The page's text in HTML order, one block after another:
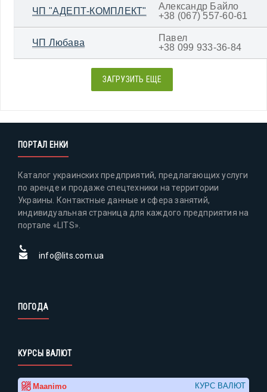
ЧП "АДЕПТ-КОМПЛЕКТ"
Александр Байло
+38 (067) 557-60-61
ЧП Любава
Павел
+38 099 933-36-84
ЗАГРУЗИТЬ ЕЩЕ
ПОРТАЛ ЕНКИ
Каталог украинских предприятий, предлагающих услуги
по аренде и продаже спецтехники на территории
Украины. Контактные данные и сфера занятий,
индивидуальная страница для каждого предприятия на
портале «LITS».
info@lits.com.ua
ПОГОДА
КУРСЫ ВАЛЮТ